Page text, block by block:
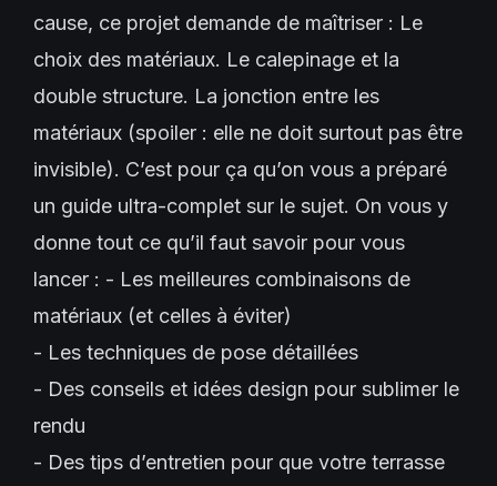
cause, ce projet demande de maîtriser : Le
choix des matériaux. Le calepinage et la
double structure. La jonction entre les
matériaux (spoiler : elle ne doit surtout pas être
invisible). C’est pour ça qu’on vous a préparé
un guide ultra-complet sur le sujet. On vous y
donne tout ce qu’il faut savoir pour vous
lancer : - Les meilleures combinaisons de
matériaux (et celles à éviter)
- Les techniques de pose détaillées
- Des conseils et idées design pour sublimer le
rendu
- Des tips d’entretien pour que votre terrasse